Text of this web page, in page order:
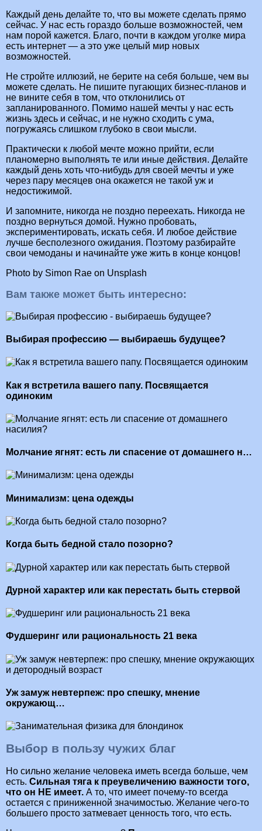
Каждый день делайте то, что вы можете сделать прямо
сейчас. У нас есть гораздо больше возможностей, чем
нам порой кажется. Благо, почти в каждом уголке мира
есть интернет — а это уже целый мир новых
возможностей.
Не стройте иллюзий, не берите на себя больше, чем вы
можете сделать. Не пишите пугающих бизнес-планов и
не вините себя в том, что отклонились от
запланированного. Помимо нашей мечты у нас есть
жизнь здесь и сейчас, и не нужно сходить с ума,
погружаясь слишком глубоко в свои мысли.
Практически к любой мечте можно прийти, если
планомерно выполнять те или иные действия. Делайте
каждый день хоть что-нибудь для своей мечты и уже
через пару месяцев она окажется не такой уж и
недостижимой.
И запомните, никогда не поздно переехать. Никогда не
поздно вернуться домой. Нужно пробовать,
экспериментировать, искать себя. И любое действие
лучше бесполезного ожидания. Поэтому разбирайте
свои чемоданы и начинайте уже жить в конце концов!
Photo by Simon Rae on Unsplash
Вам также может быть интересно:
Выбирая профессию — выбираешь будущее?
Как я встретила вашего папу. Посвящается
одиноким
Молчание ягнят: есть ли спасение от домашнего н…
Минимализм: цена одежды
Когда быть бедной стало позорно?
Дурной характер или как перестать быть стервой
Фудшеринг или рациональность 21 века
Уж замуж невтерпеж: про спешку, мнение
окружающ…
Выбор в пользу чужих благ
Но сильно желание человека иметь всегда больше, чем
есть. Сильная тяга к преувеличению важности того,
что он НЕ имеет. А то, что имеет почему-то всегда
остается с приниженной значимостью. Желание чего-то
большего просто затмевает ценность того, что есть.